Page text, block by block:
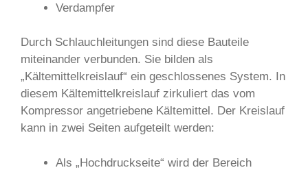
Verdampfer
Durch Schlauchleitungen sind diese Bauteile
miteinander verbunden. Sie bilden als
„Kältemittelkreislauf“ ein geschlossenes System. In
diesem Kältemittelkreislauf zirkuliert das vom
Kompressor angetriebene Kältemittel. Der Kreislauf
kann in zwei Seiten aufgeteilt werden:
Als „Hochdruckseite“ wird der Bereich